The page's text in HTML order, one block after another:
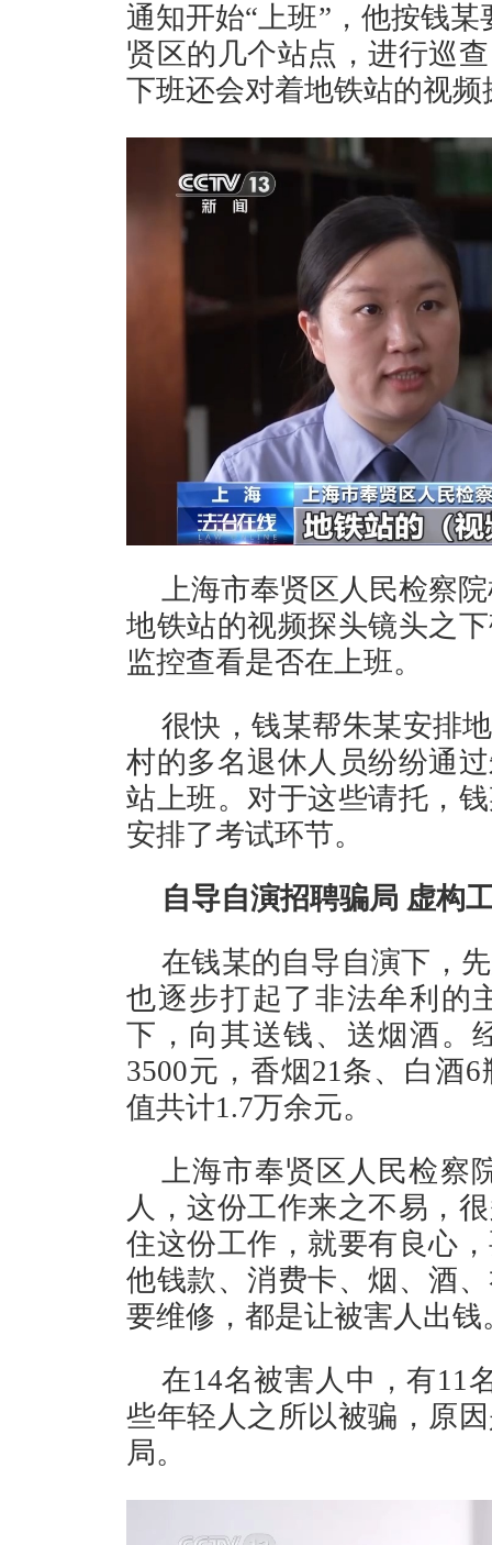
通知开始“上班”，他按钱
贤区的几个站点，进行巡
下班还会对着地铁站的视频
上海市奉贤区人民检察
地铁站的视频探头镜头之
监控查看是否在上班。
很快，钱某帮朱某安排
村的多名退休人员纷纷通
站上班。对于这些请托，
安排了考试环节。
自导自演招聘骗局 虚构
在钱某的自导自演下，
也逐步打起了非法牟利的
下，向其送钱、送烟酒。
3500元，香烟21条、白酒
值共计1.7万余元。
上海市奉贤区人民检察
人，这份工作来之不易，
住这份工作，就要有良心
他钱款、消费卡、烟、酒
要维修，都是让被害人出钱
在14名被害人中，有11
些年轻人之所以被骗，原
局。